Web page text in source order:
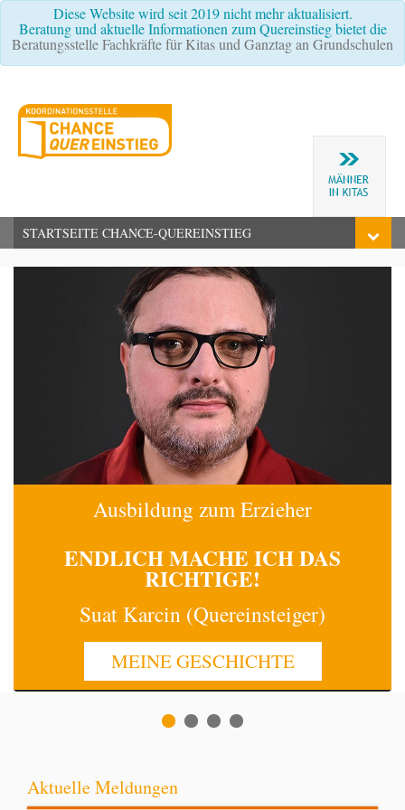
Diese Website wird seit 2019 nicht mehr aktualisiert.
Beratung und aktuelle Informationen zum Quereinstieg bietet die
Beratungsstelle Fachkräfte für Kitas und Ganztag an Grundschulen
STARTSEITE CHANCE-QUEREINSTIEG
Ausbildung zum Erzieher
ENDLICH MACHE ICHDAS
RICHTIGE!
Suat Karcin (Quereinsteiger)
MEINE GESCHICHTE
Aktuelle Meldungen